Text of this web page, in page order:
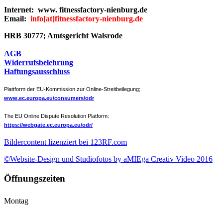
Internet: www. fitnessfactory-nienburg.de
Email: info[at]fitnessfactory-nienburg.de
HRB 30777; Amtsgericht Walsrode
AGB
Widerrufsbelehrung
Haftungsausschluss
Plattform der EU-Kommission zur Online-Streitbeilegung;
www.ec.europa.eu/consumers/odr
The EU Online Dispute Resolution Platform:
https://webgate.ec.europa.eu/odr/
Bildercontent lizenziert bei 123RF.com
©Website-Design und Studiofotos by aMIEga Creativ Video 2016
Öffnungszeiten
Montag